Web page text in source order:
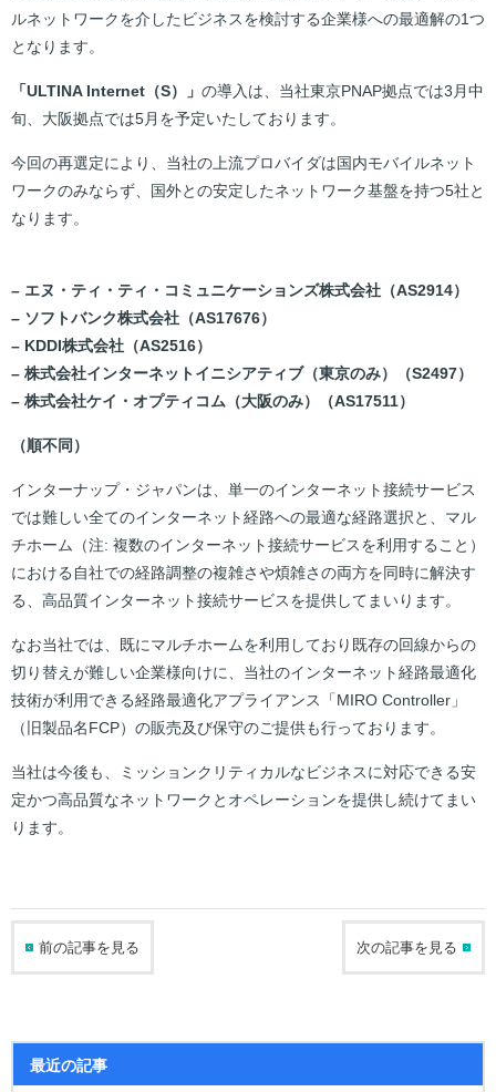
ルネットワークを介したビジネスを検討する企業様への最適解の1つ
となります。
「ULTINA Internet（S）」 の導入は、当社東京PNAP拠点では3月中
旬、大阪拠点では5月を予定いたしております。
今回の再選定により、当社の上流プロバイダは国内モバイルネット
ワークのみならず、国外との安定したネットワーク基盤を持つ5社と
なります。
– エヌ・ティ・ティ・コミュニケーションズ株式会社（AS2914）
– ソフトバンク株式会社（AS17676）
– KDDI株式会社（AS2516）
– 株式会社インターネットイニシアティブ（東京のみ）（S2497）
– 株式会社ケイ・オプティコム（大阪のみ）（AS17511）
（順不同）
インターナップ・ジャパンは、単一のインターネット接続サービス
では難しい全てのインターネット経路への最適な経路選択と、マル
チホーム（注: 複数のインターネット接続サービスを利用すること）
における自社での経路調整の複雑さや煩雑さの両方を同時に解決す
る、高品質インターネット接続サービスを提供してまいります。
なお当社では、既にマルチホームを利用しており既存の回線からの
切り替えが難しい企業様向けに、当社のインターネット経路最適化
技術が利用できる経路最適化アプライアンス「MIRO Controller」
（旧製品名FCP）の販売及び保守のご提供も行っております。
当社は今後も、ミッションクリティカルなビジネスに対応できる安
定かつ高品質なネットワークとオペレーションを提供し続けてまい
ります。
前の記事を見る 次の記事を見る
最近の記事